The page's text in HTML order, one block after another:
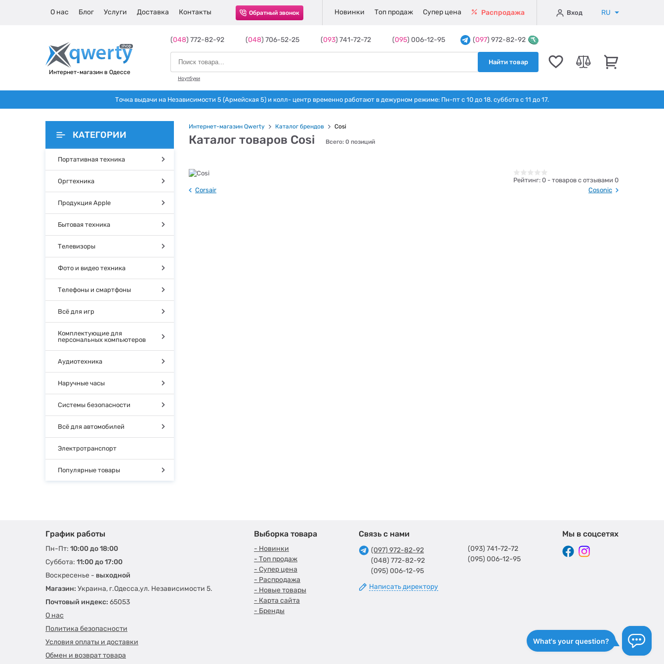
О нас Блог Услуги Доставка Контакты Обратный звонок Новинки Топ продаж Супер цена Распродажа Вход RU
Интернет-магазин в Одессе
(048) 772-82-92 (048) 706-52-25 (093) 741-72-72 (095) 006-12-95 (097) 972-82-92
Найти товар
Ноутбуки
Точка выдачи на Независимости 5 (Армейская 5) и колл- центр временно работают в дежурном режиме: Пн-пт с 10 до 18. суббота с 11 до 17.
КАТЕГОРИИ
Портативная техника
Оргтехника
Продукция Apple
Бытовая техника
Телевизоры
Фото и видео техника
Телефоны и смартфоны
Всё для игр
Комплектующие для
персональных компьютеров
Аудиотехника
Наручные часы
Системы безопасности
Всё для автомобилей
Электротранспорт
Популярные товары
Интернет-магазин Qwerty Каталог брендов Cosi
Каталог товаров Cosi Всего: 0 позиций
Рейтинг: 0 - товаров с отзывами 0
Corsair
Cosonic
График работы
Пн-Пт: 10:00 до 18:00
Суббота: 11:00 до 17:00
Воскресенье - выходной
Магазин: Украина, г.Одесса,ул. Независимости 5.
Почтовый индекс: 65053
О нас
Политика безопасности
Условия оплаты и доставки
Обмен и возврат товара
Выборка товара
- Новинки
- Топ продаж
- Супер цена
- Распродажа
- Новые товары
- Карта сайта
- Бренды
Связь с нами
(097) 972-82-92
(048) 772-82-92
(095) 006-12-95
Написать директору
(093) 741-72-72
(095) 006-12-95
Мы в соцсетях